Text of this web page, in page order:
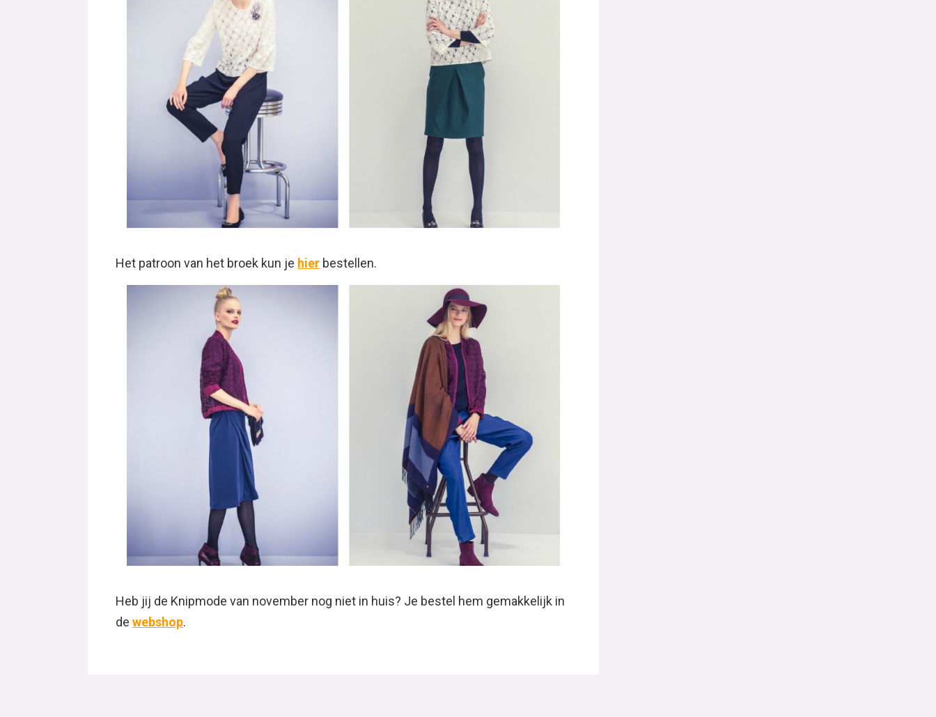
Het patroon van het broek kun je hier bestellen.
Heb jij de Knipmode van november nog niet in huis? Je bestel hem gemakkelijk in
de webshop.